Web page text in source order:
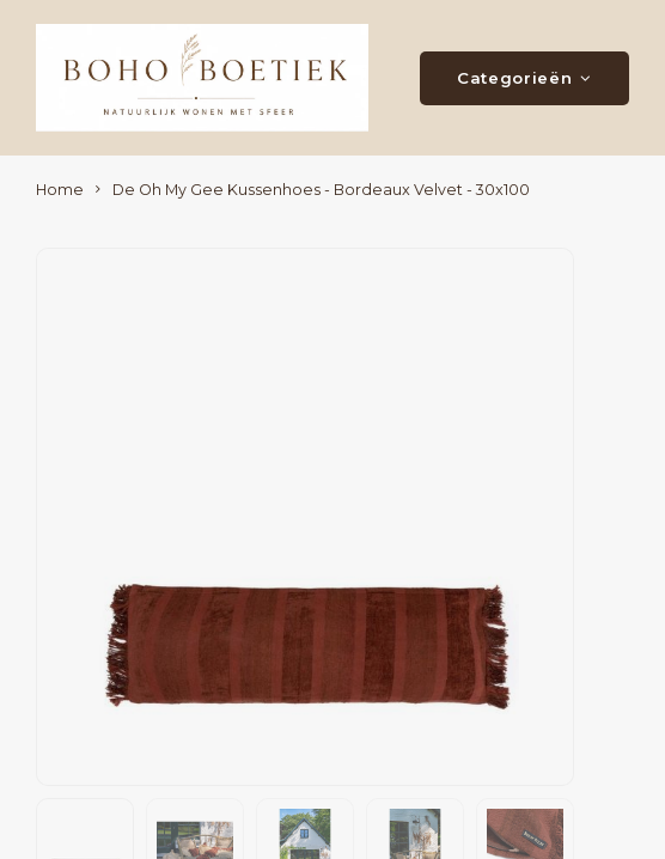
Categorieën
Home De Oh My Gee Kussenhoes - Bordeaux Velvet - 30x100